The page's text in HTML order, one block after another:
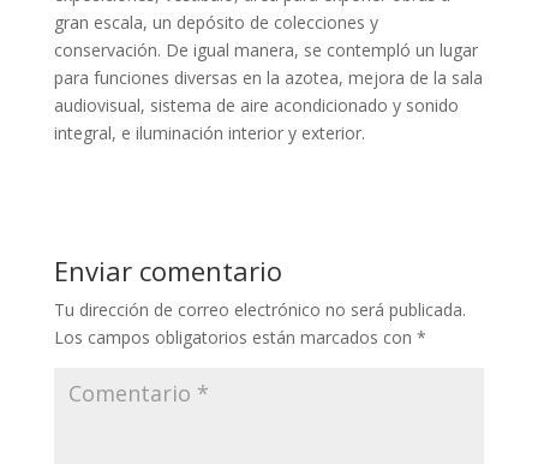
gran escala, un depósito de colecciones y
conservación. De igual manera, se contempló un lugar
para funciones diversas en la azotea, mejora de la sala
audiovisual, sistema de aire acondicionado y sonido
integral, e iluminación interior y exterior.
Enviar comentario
Tu dirección de correo electrónico no será publicada.
Los campos obligatorios están marcados con *